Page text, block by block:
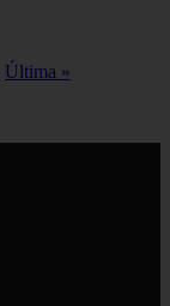
Última »